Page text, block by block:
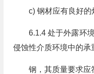
c) 钢材应有良好的
6.1.4 处于外露环
侵蚀性介质环境中的承
钢，其质量要求应